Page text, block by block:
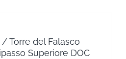
Torre del Falasco
Superiore DOC